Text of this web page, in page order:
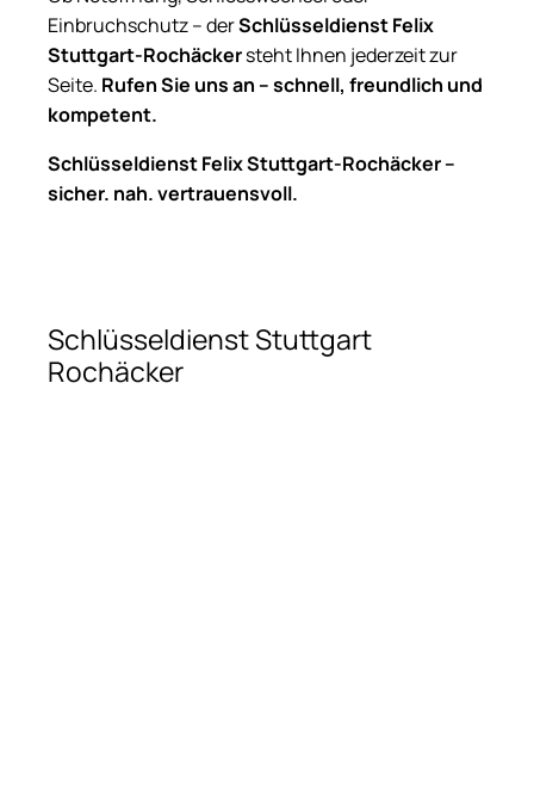
Einbruchschutz – derSchlüsseldienst Felix
Stuttgart-Rochäckersteht Ihnen jederzeit zur
Seite. Rufen Sie uns an – schnell, freundlich und
kompetent.
Schlüsseldienst Felix Stuttgart-Rochäcker –
sicher. nah. vertrauensvoll.
Schlüsseldienst Stuttgart
Rochäcker